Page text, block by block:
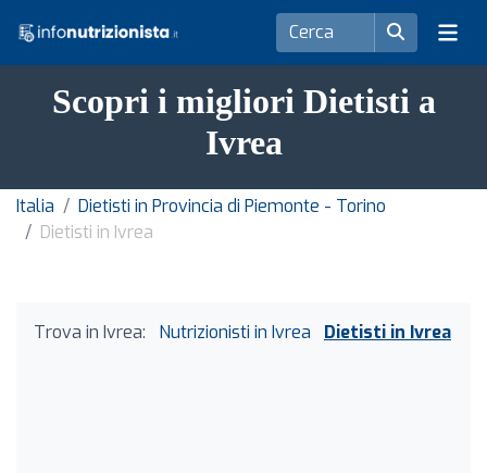
Scopri i migliori Dietisti a
Ivrea
Italia
Dietisti in Provincia di Piemonte - Torino
Dietisti in Ivrea
Trova in Ivrea: Nutrizionisti in Ivrea Dietisti in Ivrea